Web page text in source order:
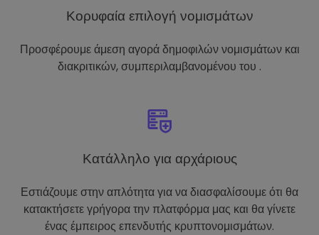
Κορυφαία επιλογή νομισμάτων
Προσφέρουμε άμεση αγορά δημοφιλών νομισμάτων και
διακριτικών, συμπεριλαμβανομένου του .
Κατάλληλο για αρχάριους
Εστιάζουμε στην απλότητα για να διασφαλίσουμε ότι θα
κατακτήσετε γρήγορα την πλατφόρμα μας και θα γίνετε
ένας έμπειρος επενδυτής κρυπτονομισμάτων.